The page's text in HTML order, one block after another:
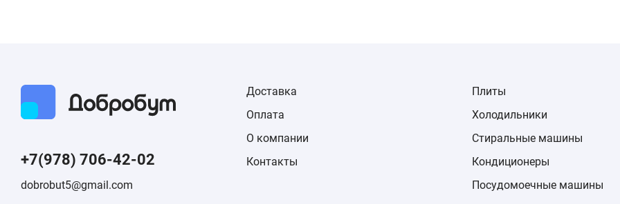
+7(978) 706-42-02
dobrobut5@gmail.com
Доставка
Оплата
О компании
Контакты
Плиты
Холодильники
Стиральные машины
Кондиционеры
Посудомоечные машины